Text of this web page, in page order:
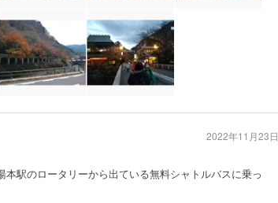
駅のロータリーから出ている無料シャトルバスに乗っ
2022年11月23日